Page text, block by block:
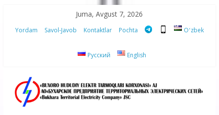
content
Juma, Avgust 7, 2026
Yordam Savol-Javob Kontaktlar Pochta Oʻzbek
Русский English